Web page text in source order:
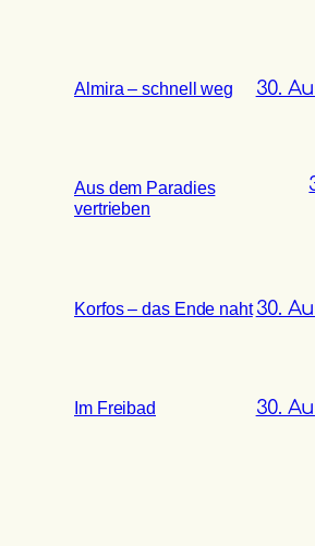
Almira – schnell weg 30.
Aus dem Paradies
vertrieben
Korfos – das Ende naht 30.
Im Freibad 30.